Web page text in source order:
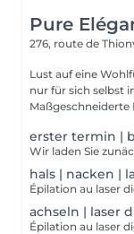
Pure
276, route de
Lust auf eine Wohlfühlpause? Gönnen
nur für sich selbst
Maßgeschneiderte
erster termin |
hals | nacken |
achseln | laser